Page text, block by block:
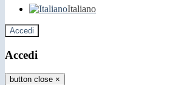
Italiano
Accedi
Accedi
button close ×